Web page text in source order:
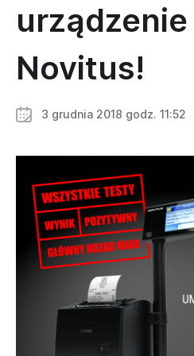
Novitus!
3 grudnia 2018 godz. 11:52